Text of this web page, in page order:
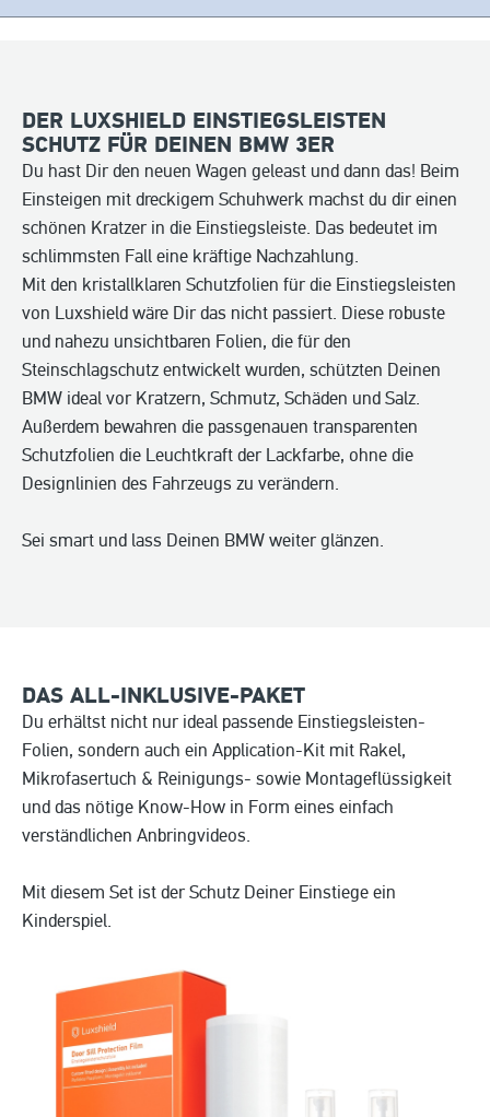
DER LUXSHIELD EINSTIEGSLEISTEN
SCHUTZ FÜR DEINEN BMW 3ER
Du hast Dir den neuen Wagen geleast und dann das! Beim
Einsteigen mit dreckigem Schuhwerk machst du dir einen
schönen Kratzer in die Einstiegsleiste. Das bedeutet im
schlimmsten Fall eine kräftige Nachzahlung.
Mit den kristallklaren Schutzfolien für die Einstiegsleisten
von Luxshield wäre Dir das nicht passiert. Diese robuste
und nahezu unsichtbaren Folien, die für den
Steinschlagschutz entwickelt wurden, schützten Deinen
BMW ideal vor Kratzern, Schmutz, Schäden und Salz.
Außerdem bewahren die passgenauen transparenten
Schutzfolien die Leuchtkraft der Lackfarbe, ohne die
Designlinien des Fahrzeugs zu verändern.
Sei smart und lass Deinen BMW weiter glänzen.
DAS ALL-INKLUSIVE-PAKET
Du erhältst nicht nur ideal passende Einstiegsleisten-
Folien, sondern auch ein Application-Kit mit Rakel,
Mikrofasertuch & Reinigungs- sowie Montageflüssigkeit
und das nötige Know-How in Form eines einfach
verständlichen Anbringvideos.
Mit diesem Set ist der Schutz Deiner Einstiege ein
Kinderspiel.